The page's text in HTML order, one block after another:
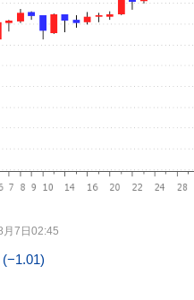
月7日02:45
(−1.01)